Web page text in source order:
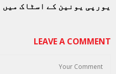
یورپی یونین کے اسٹاک
LEAVE A COMMENT